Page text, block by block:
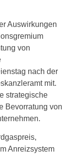
Auswirkungen
von
nach der
mit.
strategische
Bevorratung von
Anreizsystem